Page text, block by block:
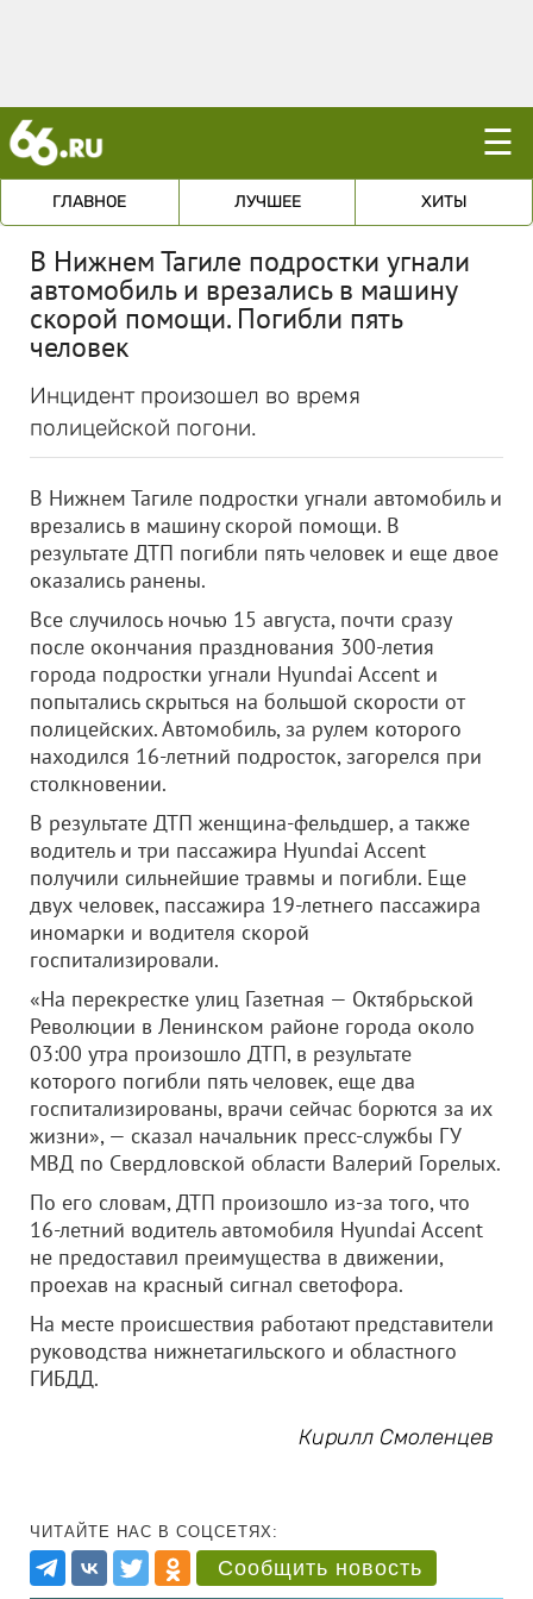
☰
ГЛАВНОЕ ЛУЧШЕЕ ХИТЫ
В Нижнем Тагиле подростки угнали
автомобиль и врезались в машину
скорой помощи. Погибли пять
человек
Инцидент произошел во время
полицейской погони.
В Нижнем Тагиле подростки угнали автомобиль и
врезались в машину скорой помощи. В
результате ДТП погибли пять человек и еще двое
оказались ранены.
Все случилось ночью 15 августа, почти сразу
после окончания празднования 300-летия
города подростки угнали Hyundai Accent и
попытались скрыться на большой скорости от
полицейских. Автомобиль, за рулем которого
находился 16-летний подросток, загорелся при
столкновении.
В результате ДТП женщина-фельдшер, а также
водитель и три пассажира Hyundai Accent
получили сильнейшие травмы и погибли. Еще
двух человек, пассажира 19-летнего пассажира
иномарки и водителя скорой
госпитализировали.
«На перекрестке улиц Газетная — Октябрьской
Революции в Ленинском районе города около
03:00 утра произошло ДТП, в результате
которого погибли пять человек, еще два
госпитализированы, врачи сейчас борются за их
жизни», — сказал начальник пресс-службы ГУ
МВД по Свердловской области Валерий Горелых.
По его словам, ДТП произошло из-за того, что
16-летний водитель автомобиля Hyundai Accent
не предоставил преимущества в движении,
проехав на красный сигнал светофора.
На месте происшествия работают представители
руководства нижнетагильского и областного
ГИБДД.
Кирилл Смоленцев
ЧИТАЙТЕ НАС В СОЦСЕТЯХ:
Сообщить новость